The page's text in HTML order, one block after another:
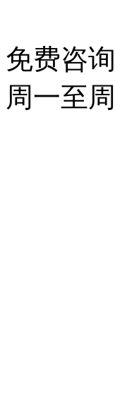
免费咨
周一至